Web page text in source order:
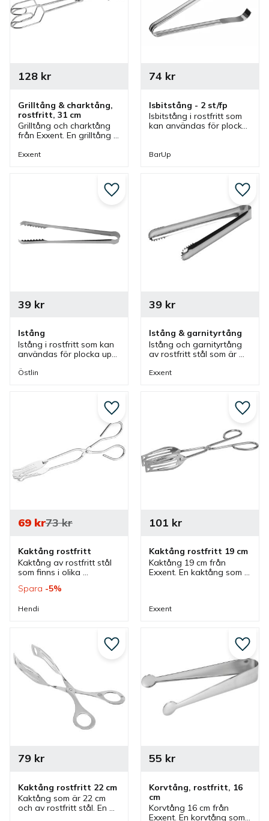
Grilltång & charktång,
rostfritt, 31 cm
Grilltång och charktång
från Exxent. En grilltång
multifunktionell och
128kr
Exxent
Isbitstång - 2 st/fp
Isbitstång i rostfritt som
kan användas för plocka
74 kr
BarUp
Istång
Istång i rostfritt som kan
användas för plocka upp
garnityrer och passar
39kr
Östlin
Lägg till i favoriter
Istång & garnityrtång
Istång och garnityrtång
av rostfritt stål som är
tång som är bra för att
39kr
Exxent
Lägg
Kaktång rostfritt
Kaktång av rostfritt stål
som finns i olika
tänger som passar bra
och bullar.
69kr73kr
Spara 5%
Hendi
Lägg till i favoriter
Kaktång rostfritt 19 cm
Kaktång 19 cm från
Exxent. En kaktång som
101 kr
Exxent
Lägg
Kaktång rostfritt 22 cm
Kaktång som är 22 cm
och av rostfritt stål. En
79kr
Lägg till i favoriter
Korvtång, rostfritt, 16
cm
Korvtång 16 cm från
Exxent. En korvtång som
55 kr
Lägg